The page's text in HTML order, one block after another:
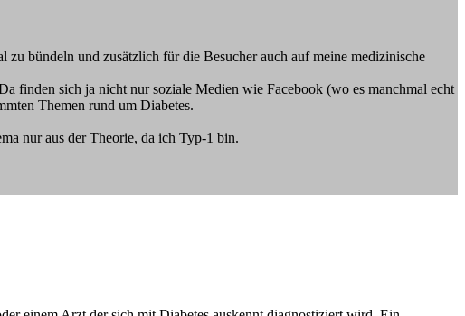
zu bündeln und zusätzlich für die Besucher auch auf meine medizinische
finden sich ja nicht nur soziale Medien wie Facebook (wo es manchmal echt
Themen rund um Diabetes.
nur aus der Theorie, da ich Typ-1 bin.